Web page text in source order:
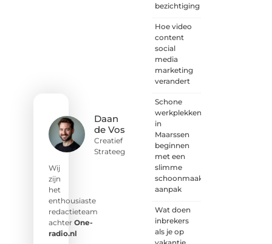
Daan
de Vos
Creatief
Strateeg
Wij
zijn
het
enthousiaste
redactieteam
achter One-
radio.nl
bezichtiging
Hoe video
content
social
media
marketing
verandert
Schone
werkplekken
in
Maarssen
beginnen
met een
slimme
schoonmaak
aanpak
Wat doen
inbrekers
als je op